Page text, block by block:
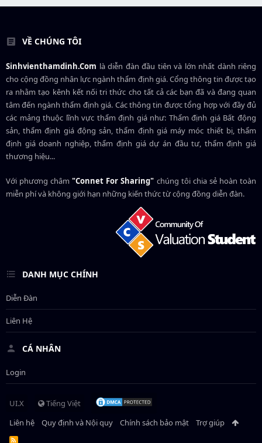
VỀ CHÚNG TÔI
Sinhvienthamdinh.Com là diễn đàn đầu tiên và lớn nhất dành riêng
cho cộng đồng nhân lực ngànhthẩm định giá. Cổng thông tin được tạo
ra nhằm tạo kênh kết nối tri thức cho tất cả các bạn đã và đang quan
tâm đến ngành thẩm định giá. Các thông tin được tổng hợp với đầy đủ
các mảng thuộc lĩnh vực thẩm định giá như: Thẩm định giá Bất động
sản, thẩm định giá động sản, thẩm định giá máy móc thiết bị, thẩm
định giá doanh nghiệp, thẩm định giá dự án đầu tư, thẩm định giá
thương hiệu...
Với phương châm"Connet For Sharing" chúng tôi chia sẻ hoàn toàn
miễn phí và không giới hạn những kiến thức từ cộng đồng diễn đàn.
DANH MỤC CHÍNH
Diễn Đàn
Liên Hệ
CÁ NHÂN
Login
UI.X
Tiếng Việt
Liên hệ
Quy định và Nội quy Chính sách bảo mật Trợ giúp
R